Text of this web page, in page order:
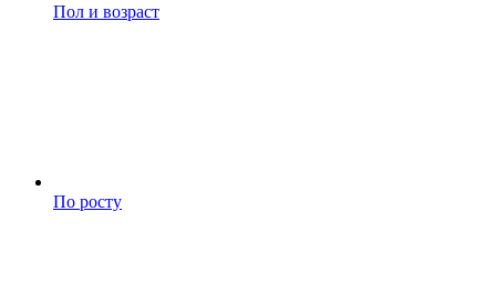
Пол и возраст
По росту